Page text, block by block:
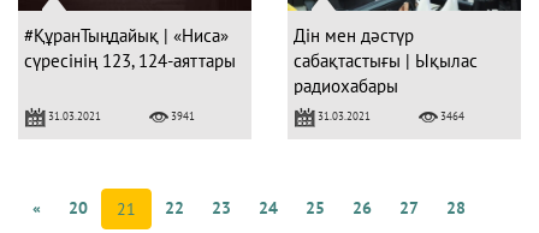
#ҚұранТыңдайық | «Ниса»
сүресінің 123, 124-аяттары
31.03.2021 3941
Дін мен дәстүр
сабақтастығы | Ықылас
радиохабары
31.03.2021 3464
« 20 21 22 23 24 25 26 27
28